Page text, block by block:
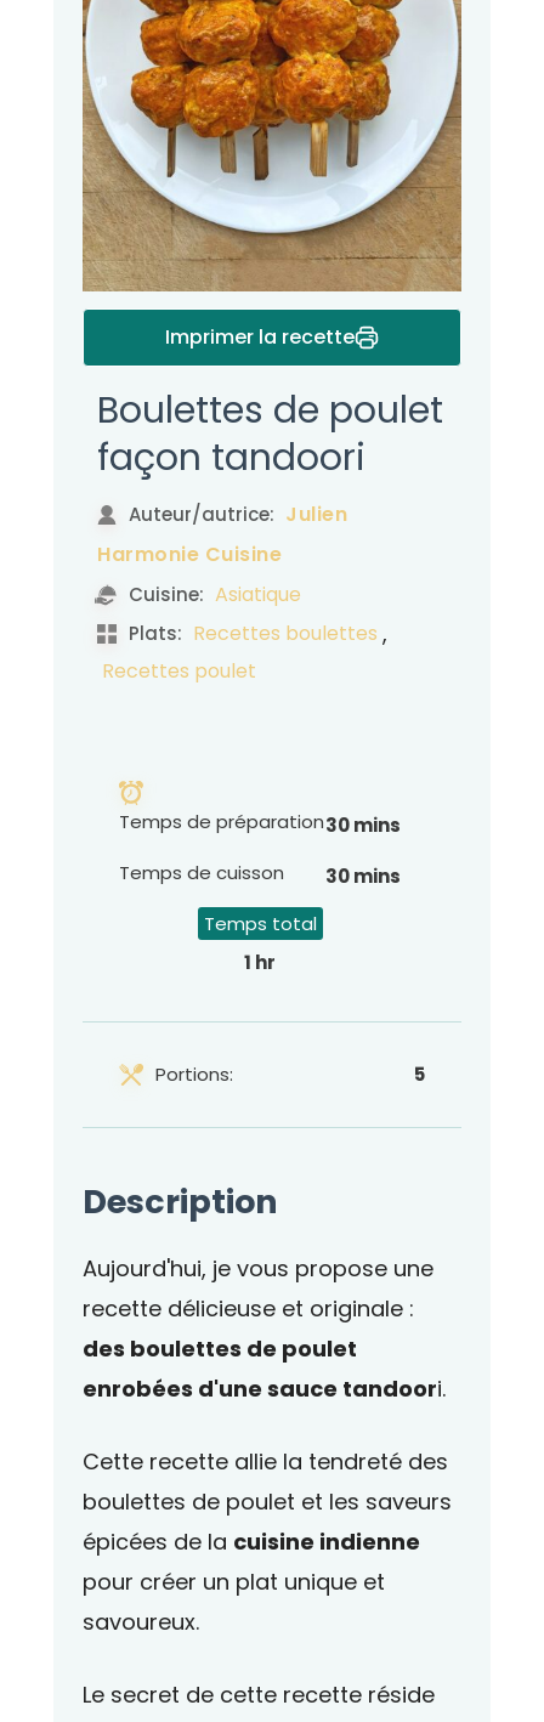
Imprimer la recette
Boulettes de poulet
façon tandoori
Auteur/autrice: Julien
Harmonie Cuisine
Cuisine: Asiatique
Plats: Recettes boulettes ,
Recettes poulet
Temps de préparation30 mins
Temps de cuisson
30 mins
Temps total
1 hr
Portions: 5
Description
Aujourd'hui, je vous propose une
recette délicieuse et originale :
des boulettes de poulet
enrobées d'une sauce tandoori.
Cette recette allie la tendreté des
boulettes de poulet et les saveurs
épicées de la cuisine indienne
pour créer un plat unique et
savoureux.
Le secret de cette recette réside